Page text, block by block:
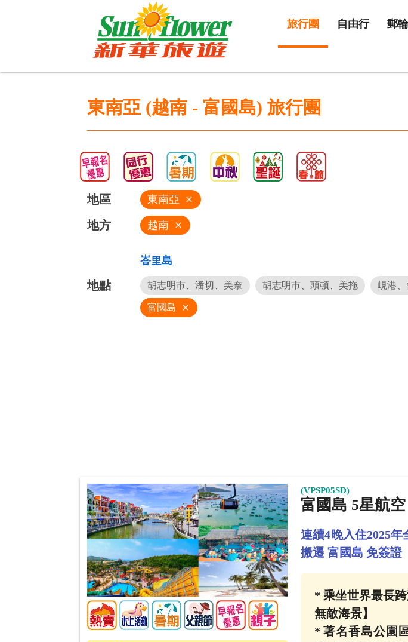
旅行團 自由行 郵輪
東南亞 (越南 - 富國島) 旅行團
地區 東南亞 close
地方 越南 close
峇里島
地點 胡志明市、潘切、美奈 胡志明市、頭頓、美拖 峴港、
富國島 close
(VPSP05SD)
富國島 5星航
連續4晚入住2025
搬遷 富國島 免簽證
* 乘坐世界最長
無敵海景】
* 著名香島公園